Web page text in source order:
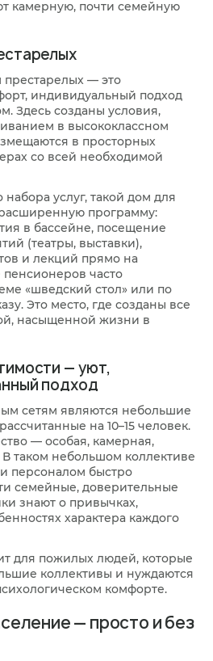
камерную, почти семейную
— это
индивидуальный подход
Здесь созданы условия,
в высококлассном
в просторных
со всей необходимой
услуг, такой дом для
программу:
в бассейне, посещение
(театры, выставки),
и лекций прямо на
часто
«шведский стол» или по
Это место, где созданы все
насыщенной жизни в
— уют,
подход
сетям являются небольшие
на 10–15 человек.
— особая, камерная,
таком небольшом коллективе
персоналом быстро
семейные, доверительные
знают о привычках,
характера каждого
для пожилых людей, которые
коллективы и нуждаются
комфорте.
— просто и без